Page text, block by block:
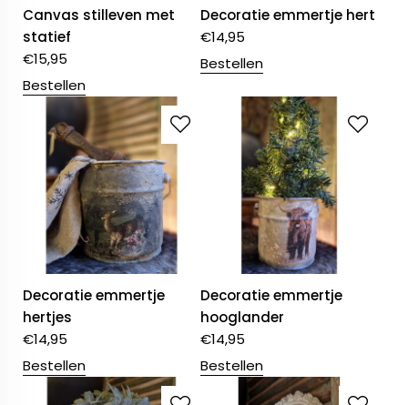
Canvas stilleven met
statief
€15,95
Bestellen
Decoratie emmertje hert
€14,95
Bestellen
Decoratie emmertje
hertjes
€14,95
Bestellen
Decoratie emmertje
hooglander
€14,95
Bestellen